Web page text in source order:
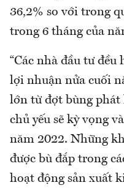
36,2% so với trong
trong 6 tháng của
“Các nhà đầu tư
lợi nhuận nửa cuối
lớn từ đợt bùng
chủ yếu sẽ kỳ vọng
năm 2022. Những
được bù đắp trong
hoạt động sản xuất